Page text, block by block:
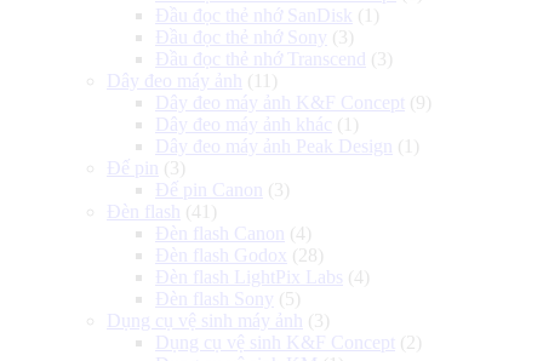
Đầu đọc thẻ nhớ SanDisk (1)
Đầu đọc thẻ nhớ Sony (3)
Đầu đọc thẻ nhớ Transcend
(3)
Dây đeo máy ảnh
(11)
Dây đeo máy ảnh K&F Concept (9)
Dây đeo máy ảnh khác (1)
Dây đeo máy ảnh Peak Design
(1)
Đế pin
(3)
Đế pin Canon
(3)
Đèn flash
(41)
Đèn flash Canon
(4)
Đèn flash Godox (28)
Đèn flash LightPix Labs (4)
Đèn flash Sony (5)
Dụng cụ vệ sinh máy ảnh
(3)
Dụng cụ vệ sinh K&F Concept (2)